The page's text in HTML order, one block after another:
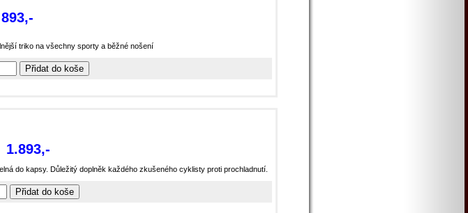
893,-
triko na všechny sporty a běžné nošení
1.893,-
do kapsy. Důležitý doplněk každého zkušeného cyklisty proti prochladnutí.